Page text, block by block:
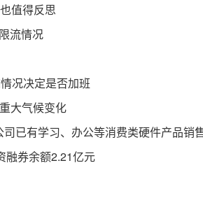
值得反思
流情况
况决定是否加班
大气候变化
已有学习、办公等消费类硬件产品销
融券余额2.21亿元